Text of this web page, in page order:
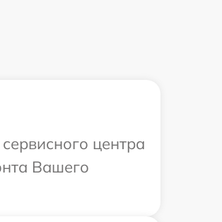
центра
Вашего